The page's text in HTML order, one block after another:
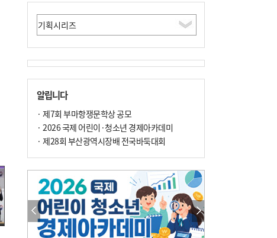
알립니다
· 제7회 부마항쟁문학상 공모
· 2026 국제 어린이·청소년 경제아카데미
· 제28회 부산광역시장배 전국바둑대회